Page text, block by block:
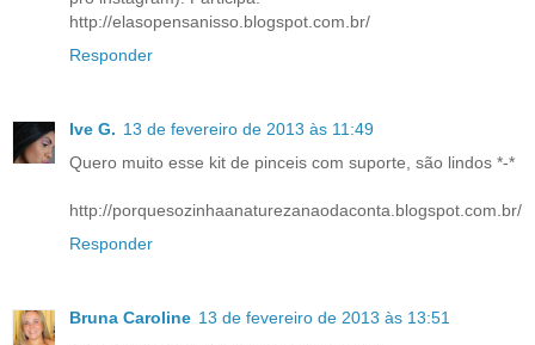
http://elasopensanisso.blogspot.com.br/
Responder
Ive G. 13 de fevereiro de 2013 às 11:49
Quero muito esse kit de pinceis com suporte, são lindos *-*
http://porquesozinhaanaturezanaodaconta.blogspot.com.br/
Responder
Bruna Caroline 13 de fevereiro de 2013 às 13:51